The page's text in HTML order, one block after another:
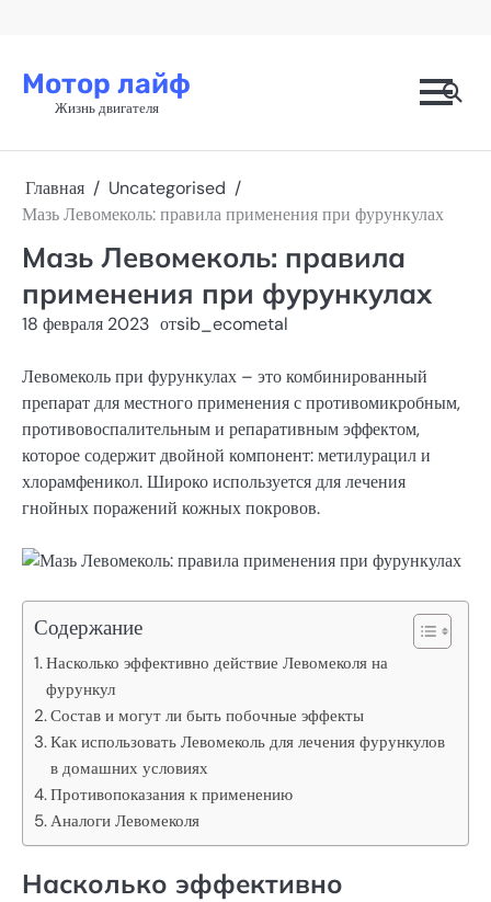
Мотор лайф
Жизнь двигателя
Главная
Uncategorised
Мазь Левомеколь: правила применения при фурункулах
Мазь Левомеколь: правила
применения при фурункулах
18 февраля 2023 отsib_ecometal
Левомеколь при фурункулах – это комбинированный
препарат для местного применения с противомикробным,
противовоспалительным и репаративным эффектом,
которое содержит двойной компонент: метилурацил и
хлорамфеникол. Широко используется для лечения
гнойных поражений кожных покровов.
Содержание
Насколько эффективно действие Левомеколя на
фурункул
Состав и могут ли быть побочные эффекты
Как использовать Левомеколь для лечения фурункулов
в домашних условиях
Противопоказания к применению
Аналоги Левомеколя
Насколько эффективно